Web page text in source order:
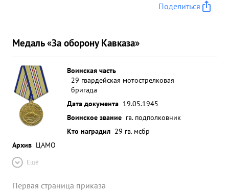
Поделиться
Медаль «За оборону Кавказа»
Воинская часть
29 гвардейская мотострелковая
бригада
Дата документа 19.05.1945
Воинское звание гв. подполковник
Кто наградил 29 гв. мсбр
Архив ЦАМО
Ещё
Первая страница приказа